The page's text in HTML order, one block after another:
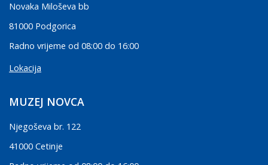
Novaka Miloševa bb
81000 Podgorica
Radno vrijeme od 08:00 do 16:00
Lokacija
MUZEJ NOVCA
Njegoševa br. 122
41000 Cetinje